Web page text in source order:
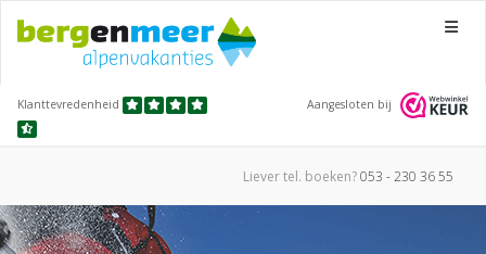
Menu
Klanttevredenheid Aangesloten bij
Liever tel. boeken?053 - 230 36 55